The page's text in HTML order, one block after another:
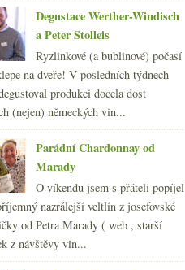
Mrazy likvidující vinice, James
Suckling pod palbo...
Chřestové chutě v Proseccu
Výsledky ankety „Jakou vodu
nejčastěji pijete k ví...
Mladé Bordeaux na pití a divoký
červený Mazel
Na tvaru skla záleží s Maximilianem
Riedelem
dubna(20)
března(23)
února
ledna(21)
(249)
(249)
Degustace Werther-Windisch
a Peter Stolleis
Ryzlinkové (a bublinové) počasí
na dveře! V posledních týdnech
produkci docela dost
(nejen) německých vin...
Parádní Chardonnay od
Marady
O víkendu jsem s přáteli popíjel
nazrálejší veltlín z josefovské
od Petra Marady ( web , starší
z návštěvy vin...